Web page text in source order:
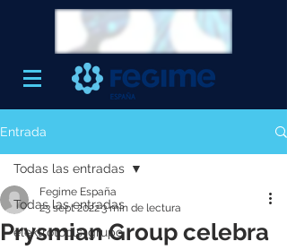
Entrada
Todas las entradas
elektrotools-grupo
Todas las entradas
Prysmian Group celebra
Fegime España
23 sept 20223 min de lectura